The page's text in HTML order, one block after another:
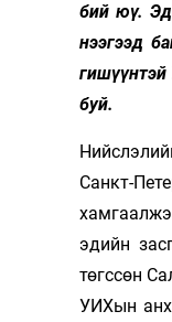
бий юү.
нээгээд
буй.
Санкт-
эдийн
төгссөн
УИХын